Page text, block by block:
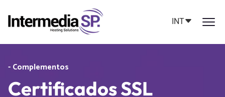
INT
- Complementos
Certificados SSL